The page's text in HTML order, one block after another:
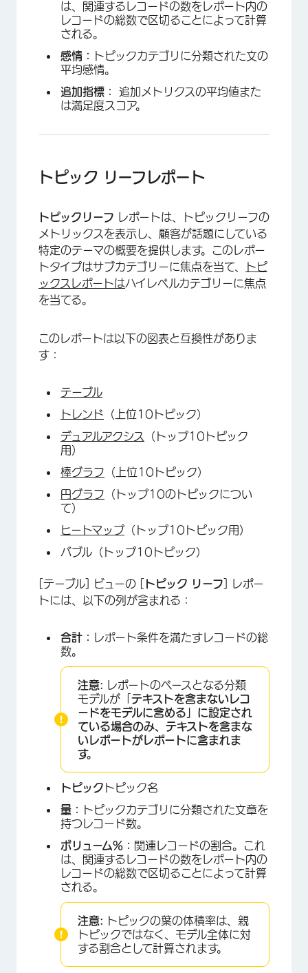
は、関連するレコードの数をレポート内の
レコードの総数で区切ることによって計算
される。
感情：
トピックカテゴリに分類された文の
平均感情。
追加指標： 追加メトリクスの平均値また
は満足度スコア。
トピック リーフレポート
トピックリーフ
レポートは、トピックリーフの
メトリックスを表示し、顧客が話題にしている
特定のテーマの概要を提供します。このレポー
トタイプはサブカテゴリーに焦点を当て、
トピ
ックスレポートはハイレベルカテゴリーに焦点
を当てる。
このレポートは以下の図表と互換性がありま
す：
テーブル
トレンド （上位10トピック）
デュアルアクシス
（トップ10トピック
用）
棒グラフ （上位10トピック）
円グラフ （トップ10のトピックについ
て）
ヒートマップ （トップ10トピック用）
バブル（トップ10トピック）
[テーブル] ビューの [ トピック リーフ ] レポー
トには、以下の列が含まれる：
合計：
レポート条件を満たすレコードの総
数。
注意: レポートのベースとなる分類
モデルが「 テキストを含まないレコ
ードをモデルに含める」に設定され
ている場合のみ、テキストを含まな
いレポートがレポートに含まれま
す。
トピック トピック名
量：
トピックカテゴリに分類された文章を
持つレコード数。
ボリューム%： 関連レコードの割合。これ
は、関連するレコードの数をレポート内の
レコードの総数で区切ることによって計算
される。
注意: トピックの葉の体積率は、親
トピックではなく、モデル全体に対
する割合として計算されます。